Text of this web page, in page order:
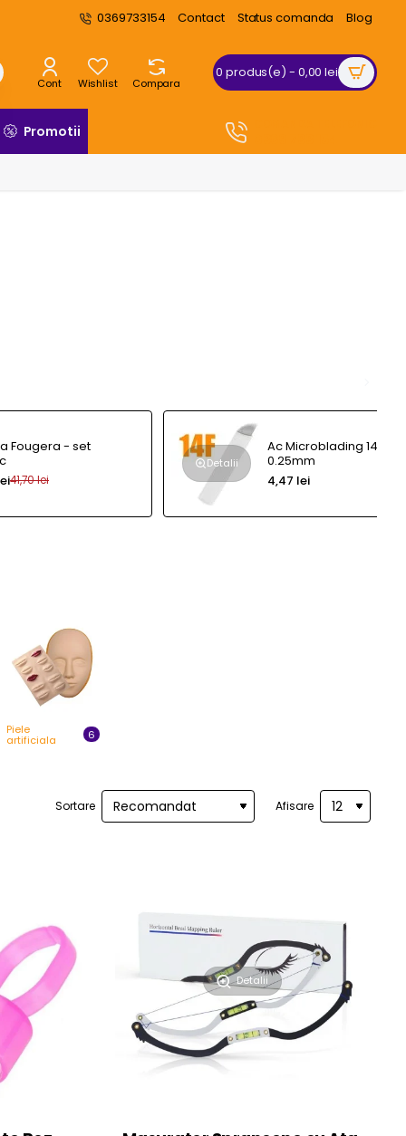
0369733154 Contact Status comanda Blog
Cont Wishlist Compara
0 produs(e) - 0,00 lei
Promotii
- set
41,70 lei
Detalii
Ac Microblading 14F
0.25mm
4,47 lei
Piele
artificiala 6
Sortare Afisare
Detalii